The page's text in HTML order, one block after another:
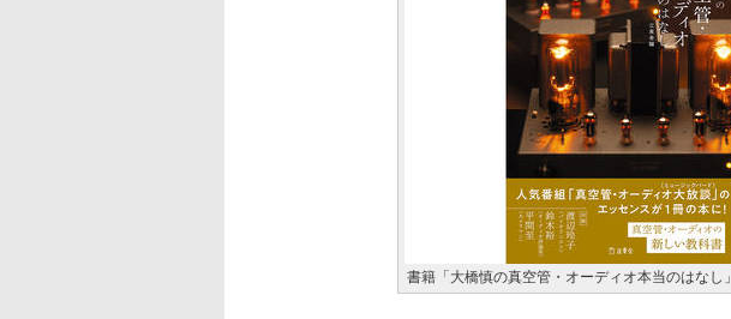
書籍「大橋慎の真空管・オーディオ本当のはなし」